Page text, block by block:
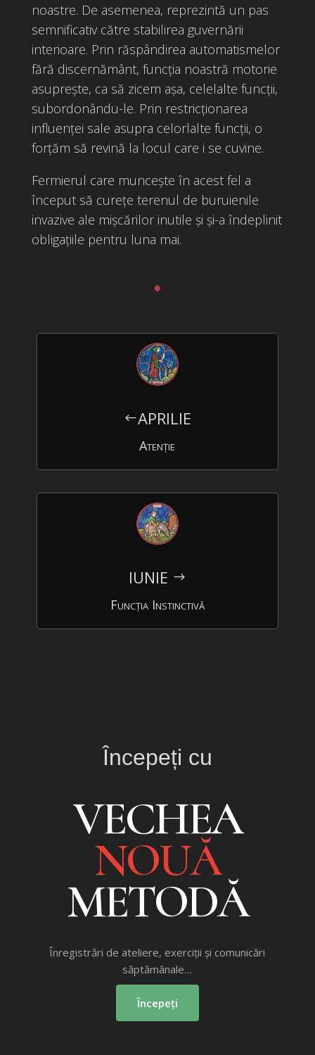
noastre. De asemenea, reprezintă un pas
semnificativ către stabilirea guvernării
interioare. Prin răspândirea automatismelor
fără discernământ, funcția noastră motorie
asuprește, ca să zicem așa, celelalte funcții,
subordonându-le. Prin restricționarea
influenței sale asupra celorlalte funcții, o
forțăm să revină la locul care i se cuvine.
Fermierul care muncește în acest fel a
început să curețe terenul de buruienile
invazive ale mișcărilor inutile și și-a îndeplinit
obligațiile pentru luna mai.
.
#APRILIE
Atenție
IUNIE $
Funcția Instinctivă
Începeți cu
VECHEA
NOUĂ
METODĂ
Înregistrări de ateliere, exerciții și comunicări
săptămânale…
Începeți